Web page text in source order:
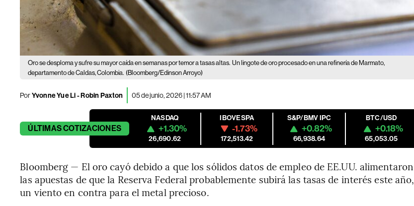
Oro se desploma y sufre su mayor caída en semanas por temor a tasas altas. Un lingote de oro procesado en una refinería de Marmato,
departamento de Caldas, Colombia. (Bloomberg/Edinson Arroyo)
PorYvonne Yue Li - Robin Paxton 05 de junio, 2026 | 11:57 AM
ÚLTIMASCOTIZACIONES
NASDAQ
+1.30%
26,690.62
IBOVESPA
-1.73%
172,513.42
S&P/BMV IPC
+0.82%
66,938.64
BTC/USD
+0.18%
65,053.05
Bloomberg — El oro cayó debido a que los sólidos datos de empleo de EE.UU. alimentaron
las apuestas de que la Reserva Federal probablemente subirá las tasas de interés este año,
un viento en contra para el metal precioso.